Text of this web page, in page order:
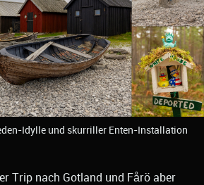
Idylle und skurriller Enten-Installation
Trip nach Gotland und Fårö aber